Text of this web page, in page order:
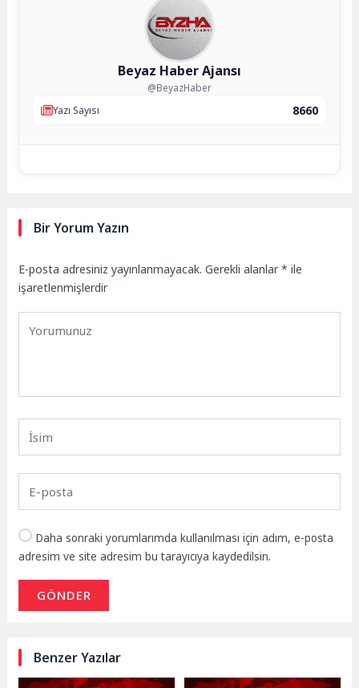
Beyaz Haber Ajansı
@BeyazHaber
Yazı Sayısı
8660
Bir Yorum Yazın
E-posta adresiniz yayınlanmayacak. Gerekli alanlar* ile
işaretlenmişlerdir
Daha sonraki yorumlarımda kullanılması için adım, e-posta
adresim ve site adresim bu tarayıcıya kaydedilsin.
GÖNDER
Benzer Yazılar